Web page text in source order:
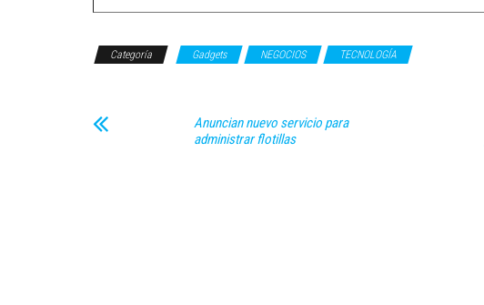
Categoría Gadgets NEGOCIOS TECNOLOGÍA
Anuncian nuevo servicio para
administrar flotillas